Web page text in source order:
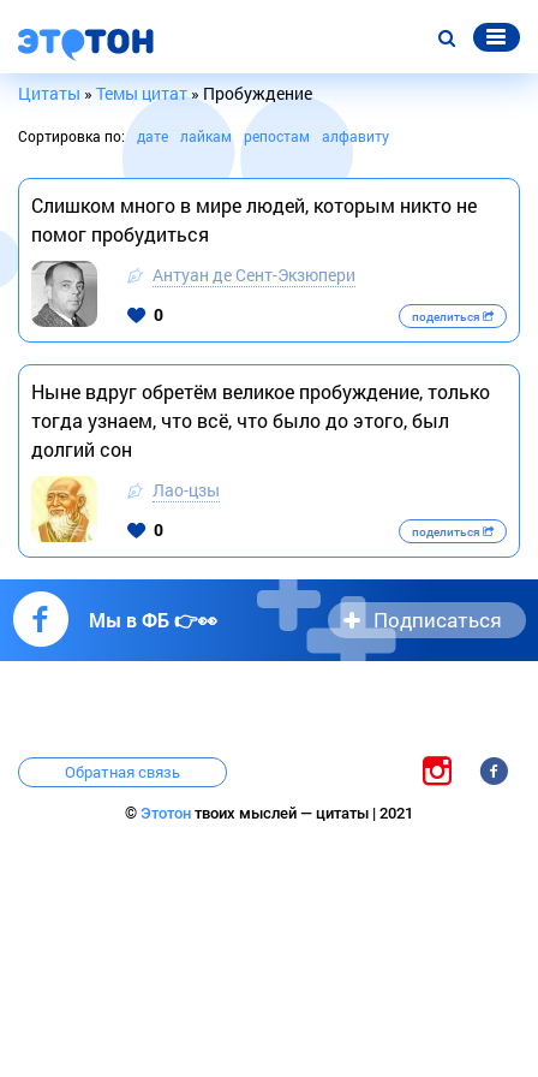
Цитаты » Темы цитат» Пробуждение
Сортировка по: дате лайкам репостам алфавиту
Слишком много в мире людей, которым никто не
помог пробудиться
Антуан де Сент-Экзюпери
0
поделиться
Ныне вдруг обретём великое пробуждение, только
тогда узнаем, что всё, что было до этого, был
долгий сон
Лао-цзы
0
поделиться
Мы в ФБ 👉👀 Подписаться
Обратная связь
© Этотон твоих мыслей — цитаты | 2021